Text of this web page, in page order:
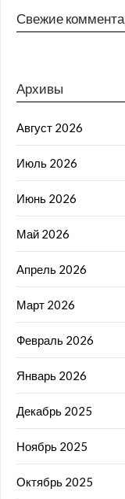
Свежие
Архивы
Август 2026
Июль 2026
Июнь 2026
Май 2026
Апрель 2026
Март 2026
Февраль 2026
Январь 2026
Декабрь 2025
Ноябрь 2025
Октябрь 2025